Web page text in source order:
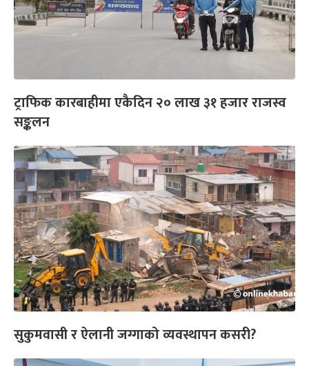
ट्राफिक कारबाहीमा एकैदिन २० लाख ३१ हजार राजस्व
सङ्कलन
सुकुमवासी र ऐलानी जग्गाको व्यवस्थापन कसरी?